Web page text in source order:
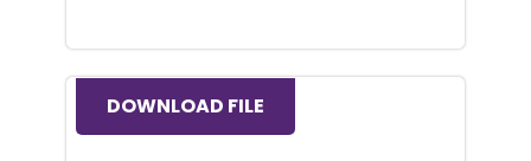
DOWNLOAD FILE